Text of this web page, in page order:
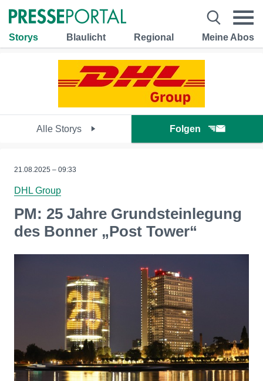
Storys Blaulicht Regional Meine Abos
Alle Storys Folgen
21.08.2025 – 09:33
DHL Group
PM: 25 Jahre Grundsteinlegung
des Bonner „Post Tower“